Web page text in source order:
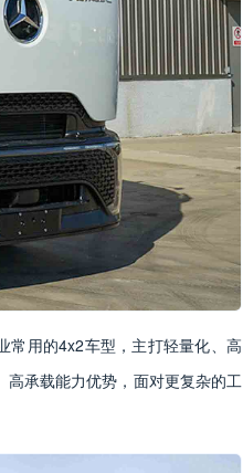
常用的4x2车型，主打轻量化、高
承载能力优势，面对更复杂的工